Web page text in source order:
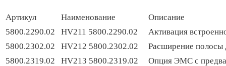
Артикул Наименование
Описание
5800.2290.02
HV211 5800.2290.02
Активация
5800.2302.02
HV212 5800.2302.02
Расширение полосы
5800.2319.02
HV213 5800.2319.02
Опция ЭМС с